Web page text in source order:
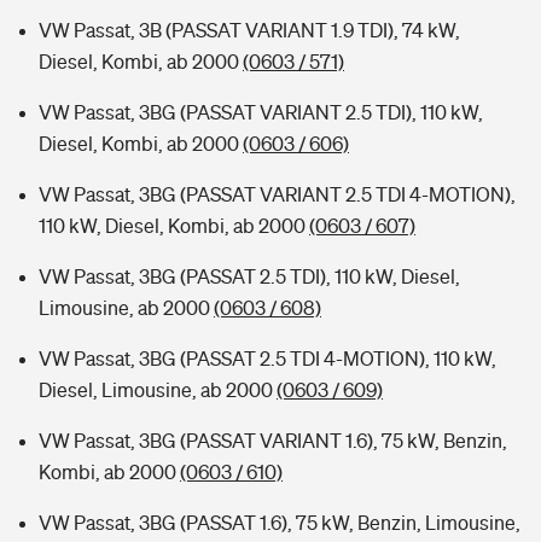
VW Passat, 3B (PASSAT VARIANT 1.9 TDI), 74 kW,
Diesel, Kombi, ab 2000(0603 / 571)
VW Passat, 3BG (PASSAT VARIANT 2.5 TDI), 110 kW,
Diesel, Kombi, ab 2000(0603 / 606)
VW Passat, 3BG (PASSAT VARIANT 2.5 TDI 4-MOTION),
110 kW, Diesel, Kombi, ab 2000(0603 / 607)
VW Passat, 3BG (PASSAT 2.5 TDI), 110 kW, Diesel,
Limousine, ab 2000(0603 / 608)
VW Passat, 3BG (PASSAT 2.5 TDI 4-MOTION), 110 kW,
Diesel, Limousine, ab 2000(0603 / 609)
VW Passat, 3BG (PASSAT VARIANT 1.6), 75 kW, Benzin,
Kombi, ab 2000(0603 / 610)
VW Passat, 3BG (PASSAT 1.6), 75 kW, Benzin, Limousine,